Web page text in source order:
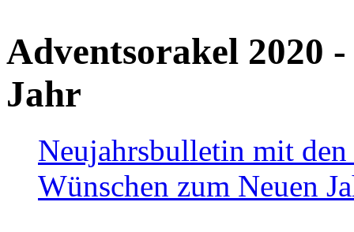
Adventsorakel 2020
Jahr
Neujahrsbulletin mit den
Wünschen zum Neuen